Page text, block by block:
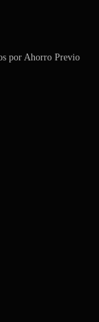
por Ahorro Previo